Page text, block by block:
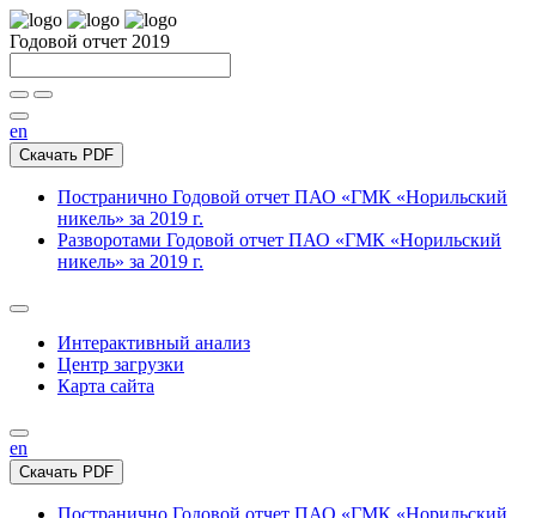
Годовой отчет 2019
en
Скачать PDF
Постранично Годовой отчет ПАО «ГМК «Норильский
никель» за 2019 г.
Разворотами Годовой отчет ПАО «ГМК «Норильский
никель» за 2019 г.
Интерактивный анализ
Центр загрузки
Карта сайта
en
Скачать PDF
Постранично Годовой отчет ПАО «ГМК «Норильский